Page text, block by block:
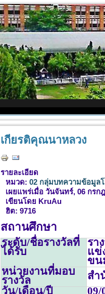
เกียรติคุณนาหลวง
รายละเอียด
หมวด: 02 กลุ่มบทความข้อมูลโ
เผยแพร่เมื่อ วันจันทร์, 06 กรก
เขียนโดย KruAu
ฮิต: 9716
สถานศึกษา
ระดับ/ชื่อรางวัลที่
ได้รับ
รา
แข่
ขน
หน่วยงานที่มอบ
รางวัล
สำ
วัน/เดือน/ปี
09/